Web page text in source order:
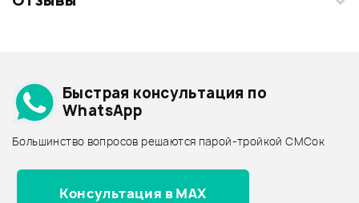
ДЕРЖАТЕЛЬ ДЛЯ
Загрузите свои фотографии купленного товара и получите
Архив товаров - дешевле
Архив товаров - дороже
Все товары FENDER
Архив товаров - новинки
Быстрая консультация по
WhatsApp
Большинство вопросов решаются парой-тройкой СМСок
Консультация в MAX